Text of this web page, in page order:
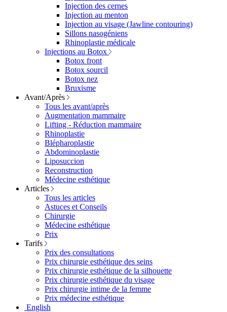
Injection des cernes
Injection au menton
Injection au visage (Jawline contouring)
Sillons nasogéniens
Rhinoplastie médicale
Injections au Botox
Botox front
Botox sourcil
Botox nez
Bruxisme
Avant/Après
Tous les avant/après
Augmentation mammaire
Lifting - Réduction mammaire
Rhinoplastie
Blépharoplastie
Abdominoplastie
Liposuccion
Reconstruction
Médecine esthétique
Articles
Tous les articles
Astuces et Conseils
Chirurgie
Médecine esthétique
Prix
Tarifs
Prix des consultations
Prix chirurgie esthétique des seins
Prix chirurgie esthétique de la silhouette
Prix chirurgie esthétique du visage
Prix chirurgie intime de la femme
Prix médecine esthétique
English